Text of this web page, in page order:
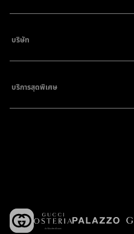
บริษัท
บริการสุดพิเศษ